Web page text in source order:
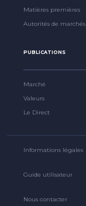
Matières premières
Autorités de marchés
PUBLICATIONS
Marché
Valeurs
Le Direct
Informations légales
Guide utilisateur
Nous contacter